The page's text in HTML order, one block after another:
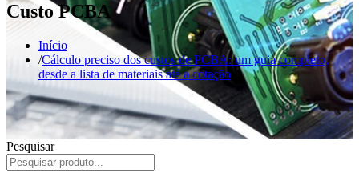
Custo PCBA
Início
Cálculo preciso dos custos de PCBA: um guia completo,
desde a lista de materiais até a cotação
Pesquisar